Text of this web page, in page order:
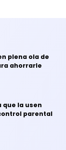
plena ola de
ahorrarle
la usen
parental